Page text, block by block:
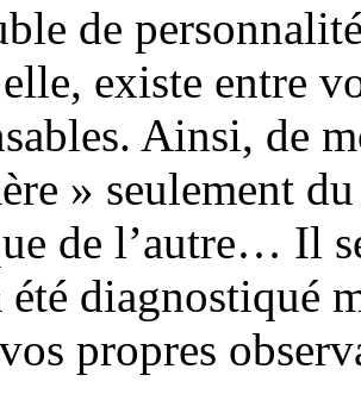
de
existe entre
Ainsi, de
» seulement
de l’autre… Il
diagnostiqué
propres